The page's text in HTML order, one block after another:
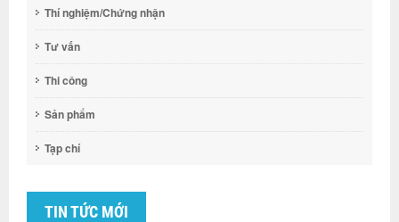
Thí nghiệm/Chứng nhận
Tư vấn
Thi công
Sản phẩm
Tạp chí
TIN TỨC MỚI